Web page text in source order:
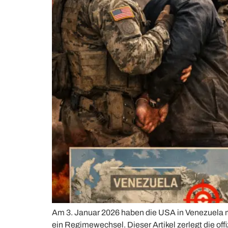
Am 3. Januar 2026 haben die USA in
ein Regimewechsel. Dieser Artikel zerlegt die